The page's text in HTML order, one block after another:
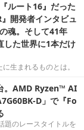
ルート16』だった
開発者インタビュ
魂。そして41年
した世界に1本だけ
生まれるものとは。
。AMD Ryzen™ AI
D」で『Fo
題のレースタイトルを